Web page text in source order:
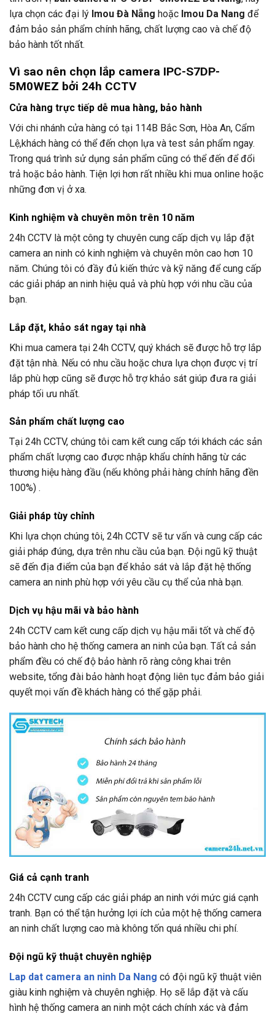
lựa chọn các đại lý Imou Đà Nẵng hoặc Imou Da Nang để
đảm bảo sản phẩm chính hãng, chất lượng cao và chế độ
bảo hành tốt nhất.
Vì sao nên chọn lắp camera IPC-S7DP-
5M0WEZ bởi 24h CCTV
Cửa hàng trực tiếp dễ mua hàng, bảo hành
Với chi nhánh cửa hàng có tại 114B Bắc Sơn, Hòa An, Cẩm
Lệ,khách hàng có thể đến chọn lựa và test sản phẩm ngay.
Trong quá trình sử dụng sản phẩm cũng có thể đến để đổi
trả hoặc bảo hành. Tiện lợi hơn rất nhiều khi mua online hoặc
những đơn vị ở xa.
Kinh nghiệm và chuyên môn trên 10 năm
24h CCTV là một công ty chuyên cung cấp dịch vụ lắp đặt
camera an ninh có kinh nghiệm và chuyên môn cao hơn 10
năm. Chúng tôi có đầy đủ kiến thức và kỹ năng để cung cấp
các giải pháp an ninh hiệu quả và phù hợp với nhu cầu của
bạn.
Lắp đặt, khảo sát ngay tại nhà
Khi mua camera tại 24h CCTV, quý khách sẽ được hỗ trợ lắp
đặt tận nhà. Nếu có nhu cầu hoặc chưa lựa chọn được vị trí
lắp phù hợp cũng sẽ được hỗ trợ khảo sát giúp đưa ra giải
pháp tối ưu nhất.
Sản phẩm chất lượng cao
Tại 24h CCTV, chúng tôi cam kết cung cấp tới khách các sản
phẩm chất lượng cao được nhập khẩu chính hãng từ các
thương hiệu hàng đầu (nếu không phải hàng chính hãng đền
100%) .
Giải pháp tùy chỉnh
Khi lựa chọn chúng tôi, 24h CCTV sẽ tư vấn và cung cấp các
giải pháp đúng, dựa trên nhu cầu của bạn. Đội ngũ kỹ thuật
sẽ đến địa điểm của bạn để khảo sát và lắp đặt hệ thống
camera an ninh phù hợp với yêu cầu cụ thể của nhà bạn.
Dịch vụ hậu mãi và bảo hành
24h CCTV cam kết cung cấp dịch vụ hậu mãi tốt và chế độ
bảo hành cho hệ thống camera an ninh của bạn. Tất cả sản
phẩm đều có chế độ bảo hành rõ ràng công khai trên
website, tổng đài bảo hành hoạt động liên tục đảm bảo giải
quyết mọi vấn đề khách hàng có thể gặp phải.
Giá cả cạnh tranh
24h CCTV cung cấp các giải pháp an ninh với mức giá cạnh
tranh. Bạn có thể tận hưởng lợi ích của một hệ thống camera
an ninh chất lượng cao mà không tốn quá nhiều chi phí.
Đội ngũ kỹ thuật chuyên nghiệp
Lap dat camera an ninh Da Nang có đội ngũ kỹ thuật viên
giàu kinh nghiệm và chuyên nghiệp. Họ sẽ lắp đặt và cấu
hình hệ thống camera an ninh một cách chính xác và đảm